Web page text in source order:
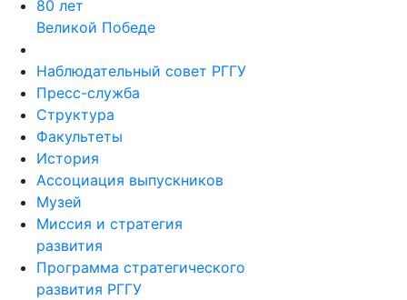
80 лет
Великой Победе
Наблюдательный совет РГГУ
Пресс-служба
Структура
Факультеты
История
Ассоциация выпускников
Музей
Миссия и стратегия
развития
Программа стратегического
развития РГГУ